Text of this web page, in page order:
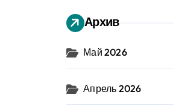
Архив
Май 2026
Апрель 2026